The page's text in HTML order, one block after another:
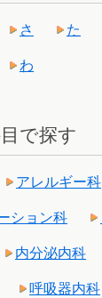
さ た
わ
で探す
アレルギー科
ション科
内分泌内科
呼吸器内科